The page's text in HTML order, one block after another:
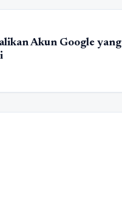
Akun Google yang